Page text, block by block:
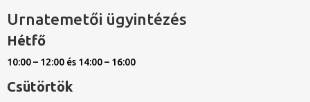
Urnatemetői ügyintézés
Hétfő
10:00 – 12:00 és 14:00 – 16:00
Csütörtök